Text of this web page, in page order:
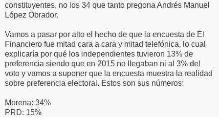
constituyentes, no los 34 que tanto pregona Andrés Manuel
López Obrador.
Vamos a pasar por alto el hecho de que la encuesta de El
Financiero fue mitad cara a cara y mitad telefónica, lo cual
explicaría por qué los independientes tuvieron 13% de
preferencia siendo que en 2015 no llegaban ni al 3% del
voto y vamos a suponer que la encuesta muestra la realidad
sobre preferencia electoral. Estos son sus números:
Morena: 34%
PRD: 15%